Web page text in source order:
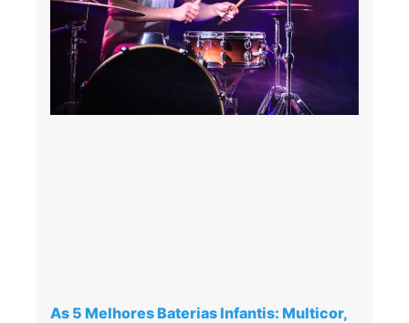
As 5 Melhores Baterias Infantis: Multicor,